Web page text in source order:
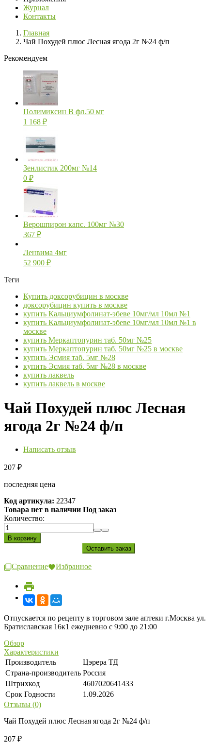
Журнал
Контакты
Главная
Чай Похудей плюс Лесная ягода 2г №24 ф/п
Рекомендуем
Полимиксин В фл.50 мг
1 168 ₽
Зенлистик 200мг №14
0 ₽
Верошпирон капс. 100мг №30
367 ₽
Ленвима 4мг
52 900 ₽
Теги
Купить доксорубицин в москве
доксорубицин купить в москве
купить Кальциумфолинат-эбеве 10мг/мл 10мл №1
купить Кальциумфолинат-эбеве 10мг/мл 10мл №1 в
москве
купить Меркаптопурин таб. 50мг №25
купить Меркаптопурин таб. 50мг №25 в москве
купить Эсмия таб. 5мг №28
купить Эсмия таб. 5мг №28 в москве
купить лаквель
купить лаквель в москве
Чай Похудей плюс Лесная
ягода 2г №24 ф/п
Написать отзыв
207 ₽
последняя цена
Код артикула: 22347
Товара нет в наличии Под заказ
Количество:
Сравнение Избранное
Отпускается по рецепту в торговом зале аптеки г.Москва ул.
Братиславская 16к1 ежедневно с 9:00 до 21:00
Обзор
Характеристики
Производитель
Цэрера ТД
Страна-производитель Россия
Штрихкод
4607020641433
Срок Годности
1.09.2026
Отзывы (0)
Чай Похудей плюс Лесная ягода 2г №24 ф/п
207 ₽